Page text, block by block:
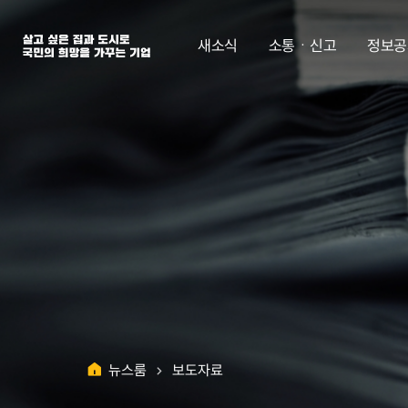
살고 싶은 집과 도시로 국민의 희망을 가꾸는 기업 | 한국토지주택공사새소식 소통ㆍ신고 정보
뉴스룸 보도자료